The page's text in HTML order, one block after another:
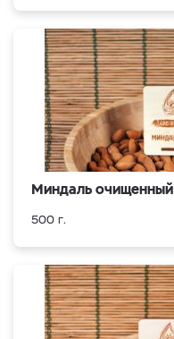
Миндаль очищенный
500 г.